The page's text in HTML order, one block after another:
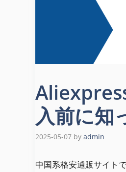
入前に知
2025-05-07 by admin
中国系格安通販サイト